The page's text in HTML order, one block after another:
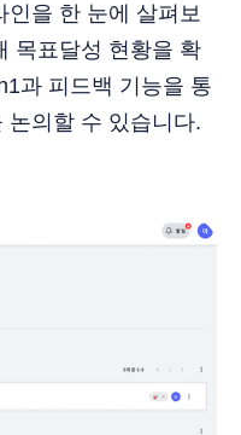
인을 한 눈에 살펴보
목표달성 현황을 확
과 피드백 기능을 통
논의할 수 있습니다.